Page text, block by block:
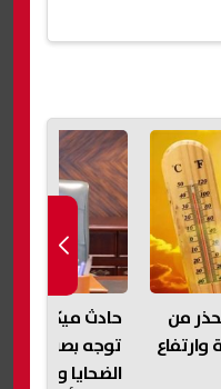
من
حادث ميكروباص
توجه بصرف
الضحايا